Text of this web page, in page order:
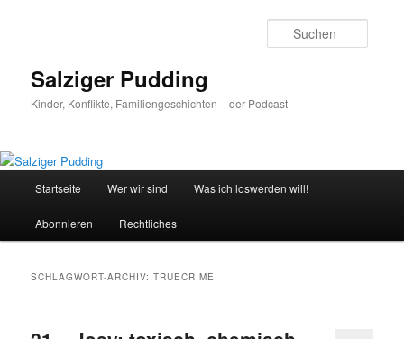
Salziger Pudding
Kinder, Konflikte, Familiengeschichten – der Podcast
Startseite Wer wir sind Was ich loswerden will!
Abonnieren Rechtliches
SCHLAGWORT-ARCHIV:TRUECRIME